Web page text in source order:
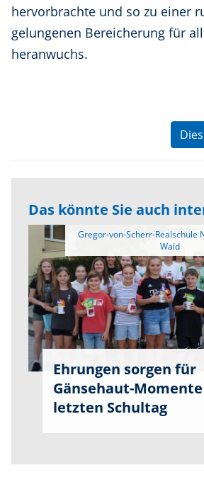
hervorbrachte und so zu einer
gelungenen Bereicherung für
heranwuchs.
Das könnte Sie auch
Ehrungen sorgen für
Gänsehaut-
letzten Schultag